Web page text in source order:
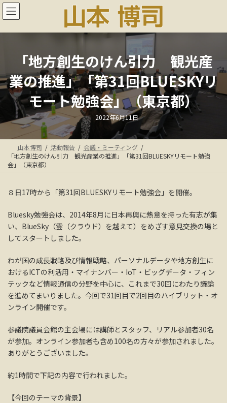
コ
ン
ン
キ
ッ
ナ
ビ
ー
に
移
「地方創生のけん引力 観光産
業の推進」「第31回BLUESKYリ
モート勉強会」（東京都）
最
終
日
時
:
2022年6月11日
山本博司 活動報告
会議・ミーティング
「地方創生のけん引力 観光産業の推進」「第31回BLUESKYリモート勉強
会」（東京都）
８日17時から「第31回BLUESKYリモート勉強会」を開催。
Bluesky勉強会は、2014年8月に日本再興に熱意を持った有志が集
い、BlueSky（雲（クラウド）を越えて）をめざす意見交換の場と
してスタートしました。
わが国の成長戦略及び情報戦略、パーソナルデータや地方創生に
おけるICTの利活用・マイナンバー・IoT・ビッグデータ・フィン
テックなど情報通信の分野を中心に、これまで30回にわたり議論
を進めてまいりました。今回で31回目で2回目のハイブリット・オ
ンライン開催です。
参議院議員会館の主会場には講師とスタッフ、リアル参加者30名
が参加。オンライン参加者も含め100名の方々が参加されました。
ありがとうございました。
約1時間で下記の内容で行われました。
【今回のテーマの背景】